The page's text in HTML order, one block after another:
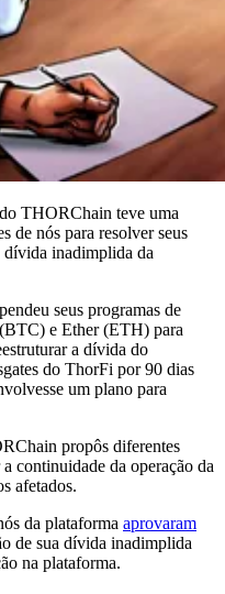
THORChain teve uma
de nós para resolver seus
dívida inadimplida da
seus programas de
e Ether (ETH) para
a dívida do
do ThorFi por 90 dias
um plano para
propôs diferentes
continuidade da operação da
afetados.
da plataforma aprovaram
de sua dívida inadimplida
na plataforma.